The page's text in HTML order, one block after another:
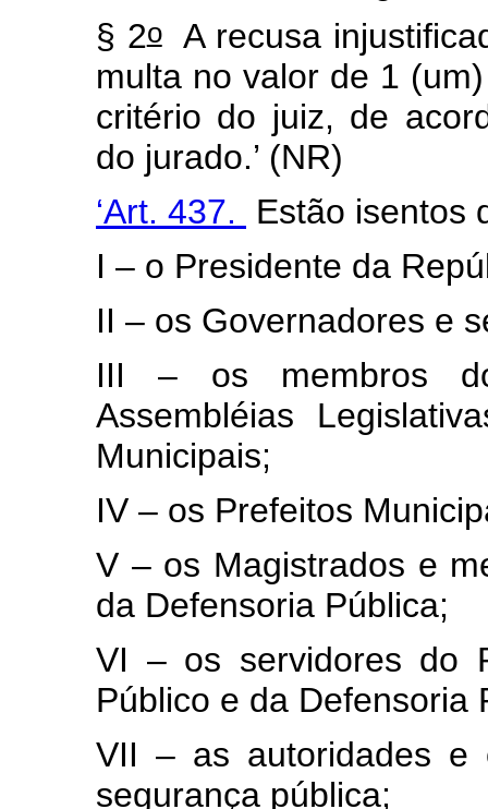
§ 2oA recusa
multa no valor de 1
critério do juiz, de
do jurado.’ (NR)
‘Art. 437.
Estão isentos
I – o Presidente da
II – os Governadores e
III – os membros
Assembléias
Municipais;
IV – os Prefeitos
V – os Magistrados e
da Defensoria Pública;
VI – os servidores do
Público e da Defensoria
VII – as autoridades e
segurança pública;